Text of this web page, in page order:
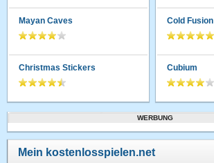
Mayan Caves
Christmas Stickers
Cold Fusion
Cubium
WERBUNG
Mein kostenlosspielen.net